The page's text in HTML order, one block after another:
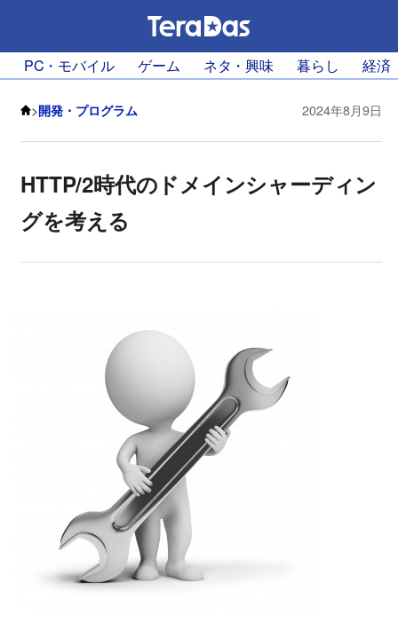
PC・モバイル ゲーム ネタ・興味 暮らし 経済
>開発・プログラム 2024年8月9日
HTTP/2時代のドメインシャーディン
グを考える